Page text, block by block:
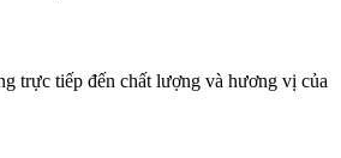
trực tiếp đến chất lượng và hương vị của